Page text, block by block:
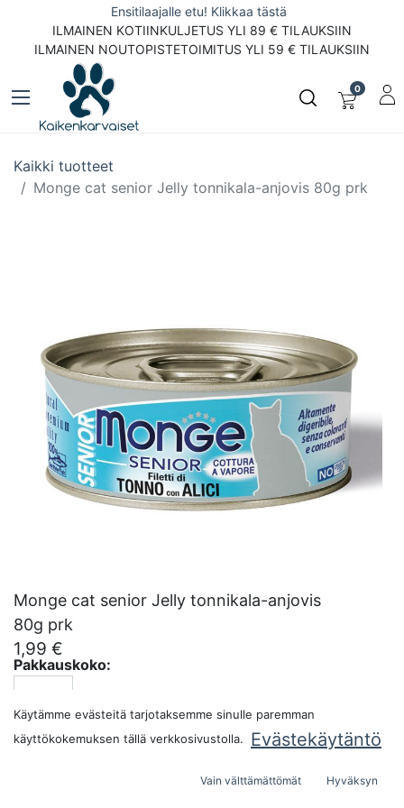
Ensitilaajalle etu! Klikkaa tästä
ILMAINEN KOTIINKULJETUS YLI 89 € TILAUKSIIN
ILMAINEN NOUTOPISTETOIMITUS YLI 59 € TILAUKSIIN
0
Kaikki tuotteet
Monge cat senior Jelly tonnikala-anjovis 80g prk
Monge cat senior Jelly tonnikala-anjovis
80g prk
1,99 €
Pakkauskoko:
LISÄÄ OSTOSKORIIN
Käytämme evästeitä tarjotaksemme sinulle paremman
käyttökokemuksen tällä verkkosivustolla.
Evästekäytäntö
Vain välttämättömät Hyväksyn